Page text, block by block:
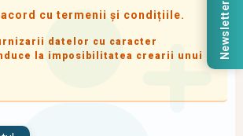
acord cu termenii și condițiile.
datelor cu caracter
la imposibilitatea crearii unui
Newsletter